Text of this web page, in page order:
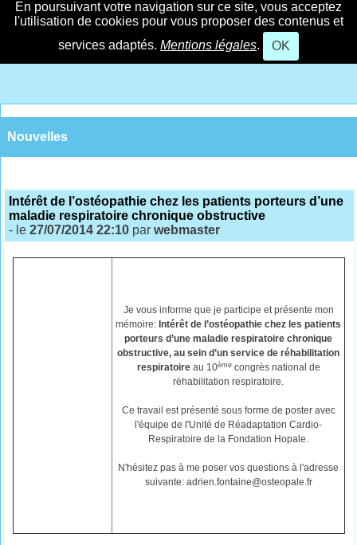
En poursuivant votre navigation sur ce site, vous acceptez
l'utilisation de cookies pour vous proposer des contenus et
services adaptés. Mentions légales. OK
Nouvelles
Intérêt de l’ostéopathie chez les patients porteurs d’une
maladie respiratoire chronique obstructive
- le27/07/2014 22:10 parwebmaster
Je vous informe que je participe et présente mon
mémoire: Intérêt de l’ostéopathie chez les patients
porteurs d’une maladie respiratoire chronique
obstructive, au sein d’un service de réhabilitation
respiratoireau 10èmecongrès national de
réhabilitation respiratoire.
Ce travail est présenté sous forme de poster avec
l'équipe de l'Unité de Réadaptation Cardio-
Respiratoire de la Fondation Hopale.
N'hésitez pas à me poser vos questions à l'adresse
suivante: adrien.fontaine@osteopale.fr